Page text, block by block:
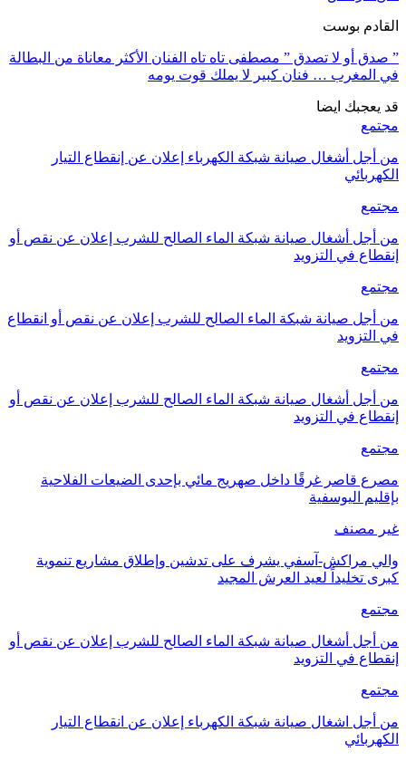
القادم بوست
” صدق أو لا تصدق ” مصطفى تاه تاه الفنان الأكثر معاناة من البطالة
في المغرب … فنان كبير لا يملك قوت يومه
قد يعجبك ايضا
مجتمع
من أجل أشغال صيانة شبكة الكهرباء إعلان عن إنقطاع التيار
الكهربائي
مجتمع
من أجل أشغال صيانة شبكة الماء الصالح للشرب إعلان عن نقص أو
إنقطاع في التزويد
مجتمع
من أجل صيانة شبكة الماء الصالح للشرب إعلان عن نقص أو انقطاع
في التزويد
مجتمع
من أجل أشغال صيانة شبكة الماء الصالح للشرب إعلان عن نقص أو
إنقطاع في التزويد
مجتمع
مصرع قاصر غرقًا داخل صهريج مائي بإحدى الضيعات الفلاحية
بإقليم اليوسفية
غير مصنف
والي مراكش-آسفي يشرف على تدشين وإطلاق مشاريع تنموية
كبرى تخليداً لعيد العرش المجيد
مجتمع
من أجل أشغال صيانة شبكة الماء الصالح للشرب إعلان عن نقص أو
إنقطاع في التزويد
مجتمع
من أجل اشغال صيانة شبكة الكهرباء إعلان عن انقطاع التيار
الكهربائي